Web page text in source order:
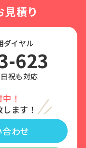
見積り
ダイヤル
623
祝も対応
！
ます！
わせ